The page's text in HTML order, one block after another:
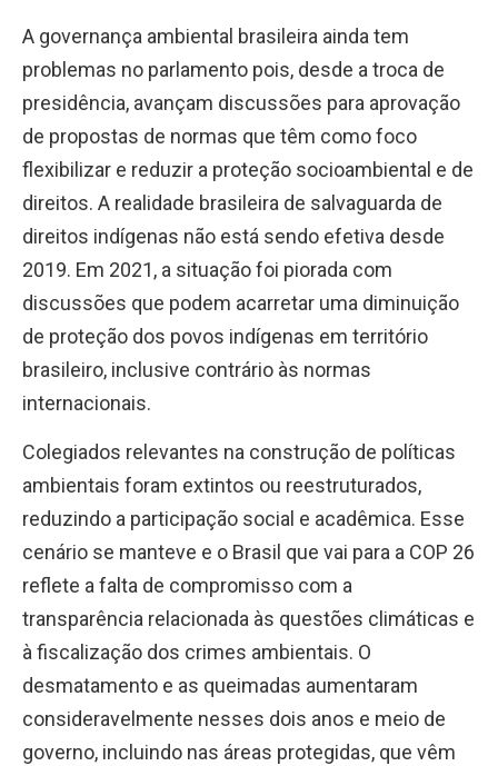
A governança ambiental brasileira ainda tem
problemas no parlamento pois, desde a troca de
presidência, avançam discussões para aprovação
de propostas de normas que têm como foco
flexibilizar e reduzir a proteção socioambiental e de
direitos. A realidade brasileira de salvaguarda de
direitos indígenas não está sendo efetiva desde
2019. Em 2021, a situação foi piorada com
discussões que podem acarretar uma diminuição
de proteção dos povos indígenas em território
brasileiro, inclusive contrário às normas
internacionais.
Colegiados relevantes na construção de políticas
ambientais foram extintos ou reestruturados,
reduzindo a participação social e acadêmica. Esse
cenário se manteve e o Brasil que vai para a COP 26
reflete a falta de compromisso com a
transparência relacionada às questões climáticas e
à fiscalização dos crimes ambientais. O
desmatamento e as queimadas aumentaram
consideravelmente nesses dois anos e meio de
governo, incluindo nas áreas protegidas, que vêm